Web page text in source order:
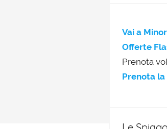
Vai a
Offerte
Prenota
Prenota la